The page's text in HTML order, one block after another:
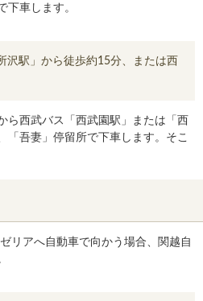
下車します。
沢駅」から徒歩約15分、または西
ら西武バス「西武園駅」または「西
「吾妻」停留所で下車します。そこ
リアへ自動車で向かう場合、関越自